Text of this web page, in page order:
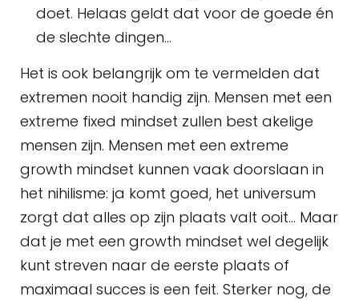
doet. Helaas geldt dat voor de goede én
de slechte dingen…
Het is ook belangrijk om te vermelden dat
extremen nooit handig zijn. Mensen met een
extreme fixed mindset zullen best akelige
mensen zijn. Mensen met een extreme
growth mindset kunnen vaak doorslaan in
het nihilisme: ja komt goed, het universum
zorgt dat alles op zijn plaats valt ooit… Maar
dat je met een growth mindset wel degelijk
kunt streven naar de eerste plaats of
maximaal succes is een feit. Sterker nog, de